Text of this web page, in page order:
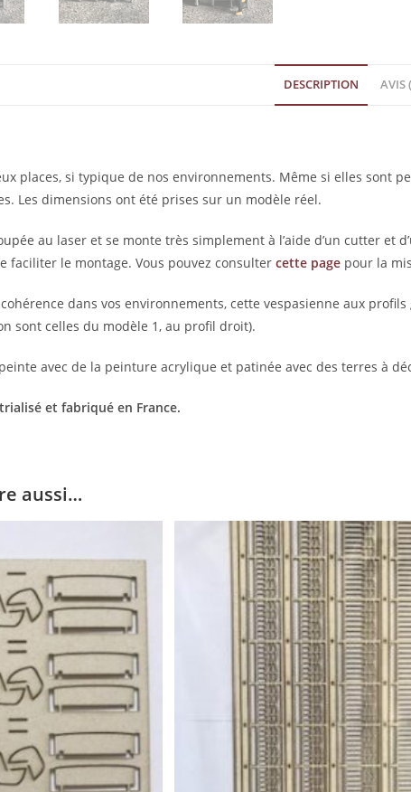
DESCRIPTION AVIS
places, si typique de nos environnements. Même si elles sont
Les dimensions ont été prises sur un modèle réel.
au laser et se monte très simplement à l’aide d’un cutter et
faciliter le montage. Vous pouvez consulter cette page pour la
dans vos environnements, cette vespasienne aux
sont celles du modèle 1, au profil droit).
avec de la peinture acrylique et patinée avec des terres à
et fabriqué en France.
aussi…